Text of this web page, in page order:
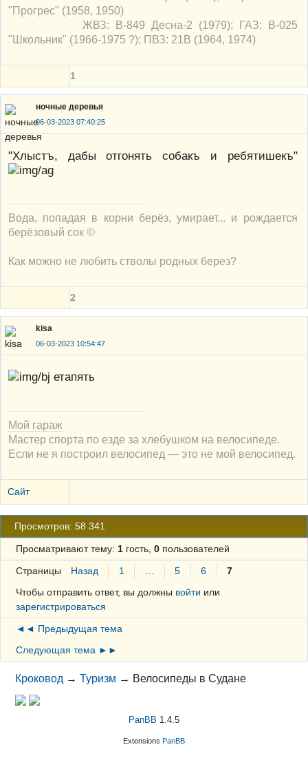
"Прогрес" (1958, 1950)
ЖВЗ: В-849 Десна-2 (1979); ГАЗ: В-025
"Школьник" (1966-1975 ?); ПВЗ: 21В (1964, 1974)
1
ночные деревья
06-03-2023 07:40:25
"Хлыстъ, дабы отгонять собакъ и ребятишекъ"
Вода, попадая в корни берёз, умирает... и рождается
берёзовый сок ©
Как можно не любить стволы родных берез?
2
kisa
06-03-2023 10:54:47
етапять
Мой гараж
Мастер спорта по езде за хлебушком на велосипеде.
Если не я построил велосипед — это не мой велосипед.
Сайт
Просмотров: 58 341
Просматривают тему: 1гость, 0пользователей
Страницы Назад 1 5 6
7
Чтобы отправить ответ, вы должны войти или
зарегистрироваться
◄◄ Предыдущая тема
Следующая тема ►►
Кроковод →Туризм → Велосипеды в Судане
PanBB 1.4.5
Extensions PanBB